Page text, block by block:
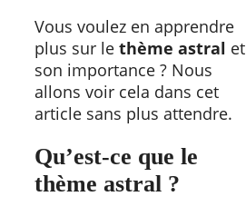
Vous voulez en apprendre
plus sur le thème astral et
son importance ? Nous
allons voir cela dans cet
article sans plus attendre.
Qu’est-ce que le
thème astral ?